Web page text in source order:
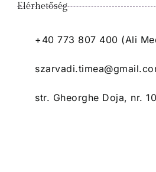
Elérhetőség
+40 773 807 400 (Ali
str. Gheorghe Doja, nr.